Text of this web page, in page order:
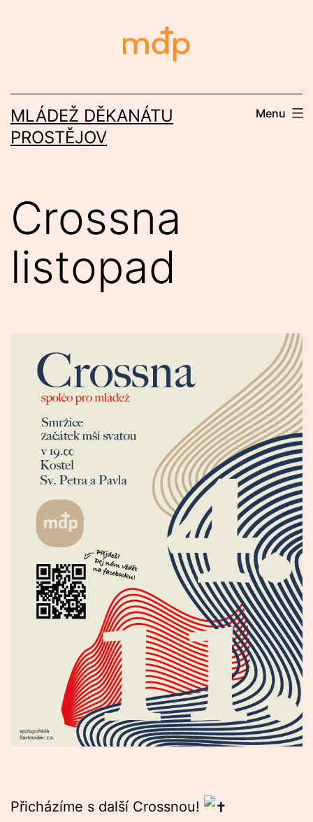
MLÁDEŽ DĚKANÁTU
PROSTĚJOV
Menu
Crossna
listopad
Přicházíme s další Crossnou!